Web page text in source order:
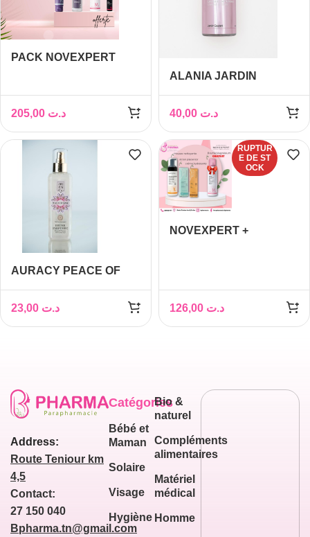
PACK NOVEXPERT
د.ت
ALANIA JARDIN
EAU PARFUMEE
CHEVEUX ET CORPS
100 ML
د.ت
AURACY PEACE OF
PARFUMEE CHEVEUX
ET CORPS 250 ML
د.ت
RUPTUR
E DE ST
OCK
NOVEXPERT +
د.ت
Address:
Route Teniour km
4,5
Contact:
27 150 040
Bpharma.tn@gmail.com
Catégories
Bébé et
Maman
Solaire
Visage
Hygiène
Bio &
naturel
Compléments
alimentaires
Matériel
médical
Homme